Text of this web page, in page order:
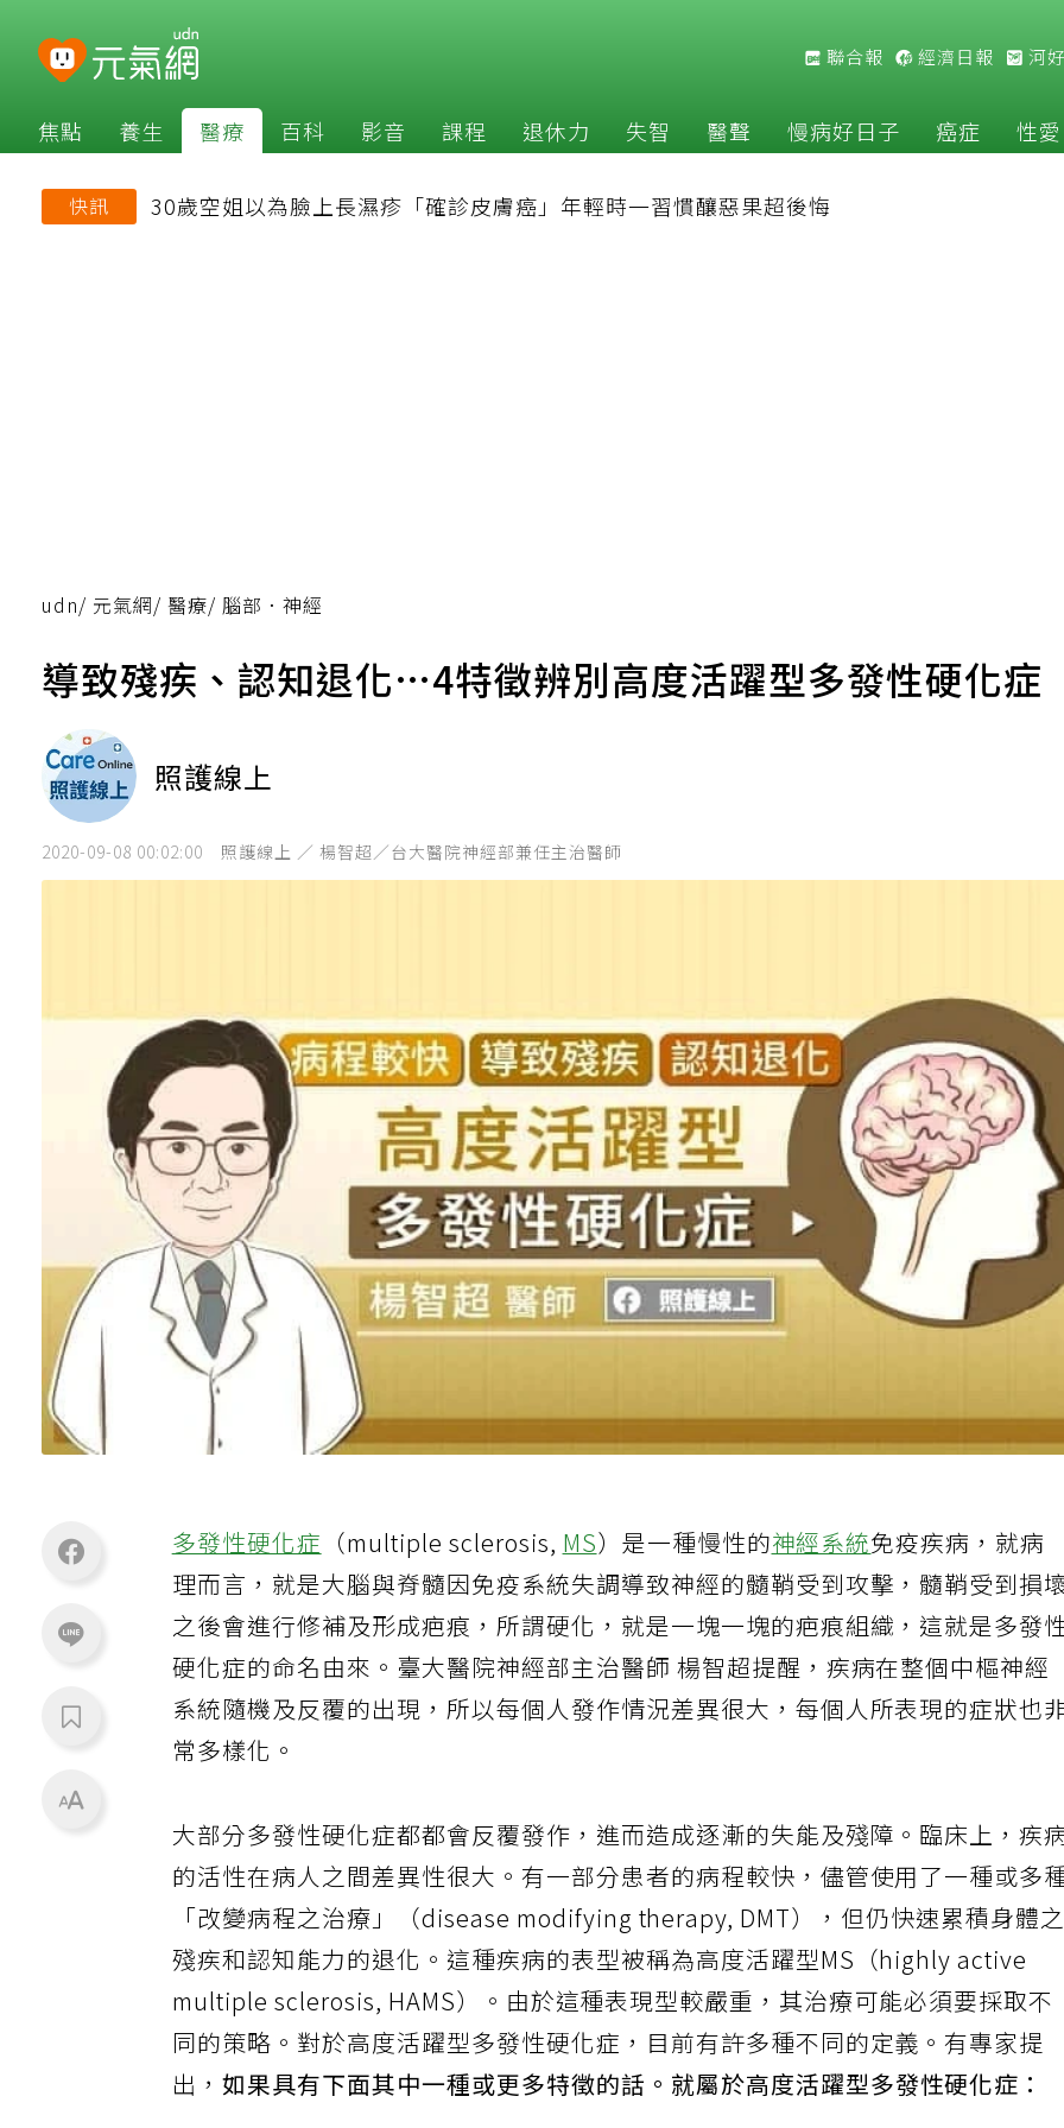
聯合報 經濟日報 河
焦點 養生 醫療 百科 影音 課程 退休力 失智 醫聲 慢病好日子 癌症 性愛
快訊 30歲空姐以為臉上長濕疹「確診皮膚癌」年輕時一習慣釀惡果超後悔
udn/ 元氣網/ 醫療/ 腦部．神經
導致殘疾、認知退化…4特徵辨別高度活躍型多發性硬化症
照護線上
2020-09-08 00:02:00 照護線上 ／ 楊智超／台大醫院神經部兼任主治醫師
多發性硬化症 （multiple sclerosis,MS）是一種慢性的神經系統免疫疾病，就病
理而言，就是大腦與脊髓因免疫系統失調導致神經的髓鞘受到攻擊，髓鞘受到損
之後會進行修補及形成疤痕，所謂硬化，就是一塊一塊的疤痕組織，這就是多發
硬化症的命名由來。臺大醫院神經部主治醫師 楊智超提醒，疾病在整個中樞神經
系統隨機及反覆的出現，所以每個人發作情況差異很大，每個人所表現的症狀也
常多樣化。
大部分多發性硬化症都都會反覆發作，進而造成逐漸的失能及殘障。臨床上，疾
的活性在病人之間差異性很大。有一部分患者的病程較快，儘管使用了一種或多
「改變病程之治療」（disease modifying therapy, DMT），但仍快速累積身體
殘疾和認知能力的退化。這種疾病的表型被稱為高度活躍型MS（highly active
multiple sclerosis, HAMS）。由於這種表現型較嚴重，其治療可能必須要採取不
同的策略。對於高度活躍型多發性硬化症，目前有許多種不同的定義。有專家提
出， 如果具有下面其中一種或更多特徵的話。就屬於高度活躍型多發性硬化症：